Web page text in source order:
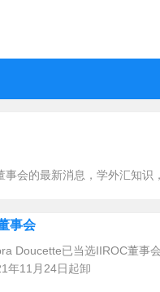
会的最新消息，学外汇知识
事会
Doucette已当选IIROC董事
年11月24日起卸